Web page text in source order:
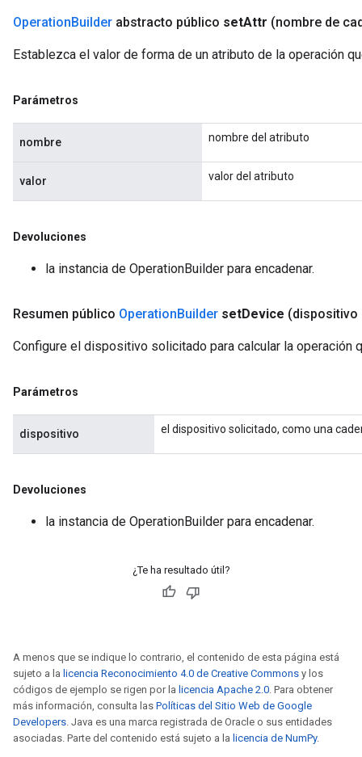
OperationBuilder abstracto público setAttr (nombre de
Establezca el valor de forma de un atributo de la operación
Parámetros
nombre nombre del atributo
valor valor del atributo
Devoluciones
la instancia de OperationBuilder para encadenar.
Resumen público OperationBuilder setDevice (dispositivo
Configure el dispositivo solicitado para calcular la operación
Parámetros
dispositivo el dispositivo solicitado, como una
Devoluciones
la instancia de OperationBuilder para encadenar.
¿Te ha resultado útil?
A menos que se indique lo contrario, el contenido de esta página está
sujeto a la licencia Reconocimiento 4.0 de Creative Commons y los
códigos de ejemplo se rigen por la licencia Apache 2.0. Para obtener
más información, consulta las Políticas del Sitio Web de Google
Developers. Java es una marca registrada de Oracle o sus entidades
asociadas. Parte del contenido está sujeto a la licencia de NumPy.